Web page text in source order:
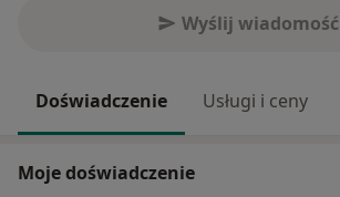
Wyślij wiadomość
Doświadczenie Usługi i ceny
Moje doświadczenie